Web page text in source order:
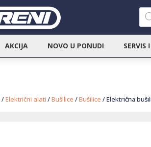
AKCIJA NOVO U PONUDI SERVIS
/Električni alati /Bušilice /Bušilice / Električna